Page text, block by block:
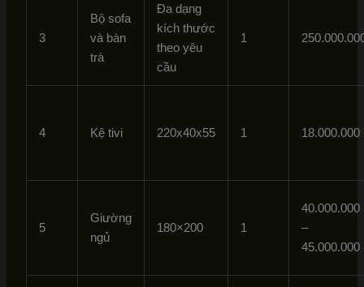
3
Bộ sofa
và bàn
trà
Đa dạng
kích thước
theo yêu
cầu
1
4 Kệ tivi 220x40x55 1 18.000.000
5
Giường
ngủ
180×200 1
40.000.000
–
45.000.000